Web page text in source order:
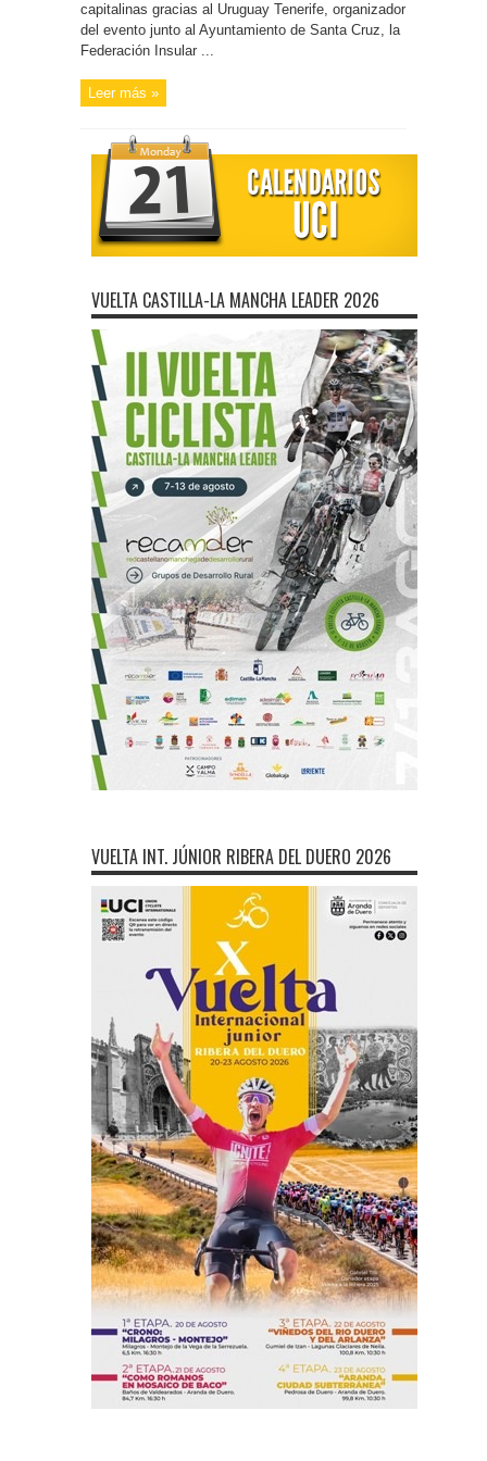
capitalinas gracias al Uruguay Tenerife, organizador
del evento junto al Ayuntamiento de Santa Cruz, la
Federación Insular ...
Leer más »
VUELTA CASTILLA-LA MANCHA LEADER 2026
VUELTA INT. JÚNIOR RIBERA DEL DUERO 2026